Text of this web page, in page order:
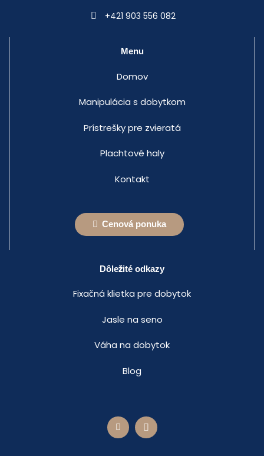
+421 903 556 082
Menu
Domov
Manipulácia s dobytkom
Prístrešky pre zvieratá
Plachtové haly
Kontakt
Cenová ponuka
Dôležité odkazy
Fixačná klietka pre dobytok
Jasle na seno
Váha na dobytok
Blog